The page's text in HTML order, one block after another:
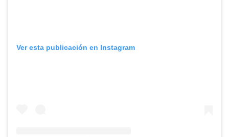
Ver esta publicación en Instagram